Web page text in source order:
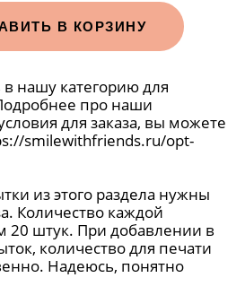
В КОРЗИНУ
нашу категорию для
про наши
для заказа, вы можете
smilewithfriends.ru/opt-
из этого раздела нужны
Количество каждой
20 штук. При добавлении в
количество для печати
Надеюсь, понятно